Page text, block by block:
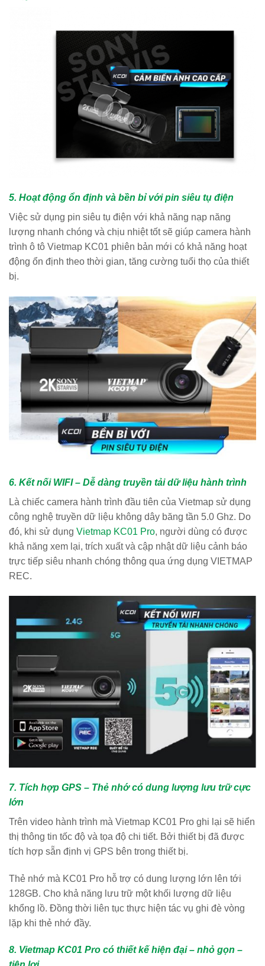
5. Hoạt động ổn định và bền bỉ với pin siêu tụ điện
Việc sử dụng pin siêu tụ điện với khả năng nạp năng
lượng nhanh chóng và chịu nhiệt tốt sẽ giúp camera hành
trình ô tô Vietmap KC01 phiên bản mới có khả năng hoạt
động ổn định theo thời gian, tăng cường tuổi thọ của thiết
bị.
6. Kết nối WIFI – Dễ dàng truyền tải dữ liệu hành trình
Là chiếc camera hành trình đầu tiên của Vietmap sử dụng
công nghệ truyền dữ liệu không dây băng tần 5.0 Ghz. Do
đó, khi sử dụng Vietmap KC01 Pro, người dùng có được
khả năng xem lại, trích xuất và cập nhật dữ liệu cảnh báo
trực tiếp siêu nhanh chóng thông qua ứng dụng VIETMAP
REC.
7. Tích hợp GPS – Thẻ nhớ có dung lượng lưu trữ cực
lớn
Trên video hành trình mà Vietmap KC01 Pro ghi lại sẽ hiển
thị thông tin tốc độ và tọa độ chi tiết. Bởi thiết bị đã được
tích hợp sẵn định vị GPS bên trong thiết bị.
Thẻ nhớ mà KC01 Pro hỗ trợ có dung lượng lớn lên tới
128GB. Cho khả năng lưu trữ một khối lượng dữ liệu
khổng lồ. Đồng thời liên tục thực hiện tác vụ ghi đè vòng
lặp khi thẻ nhớ đầy.
8. Vietmap KC01 Pro có thiết kế hiện đại – nhỏ gọn –